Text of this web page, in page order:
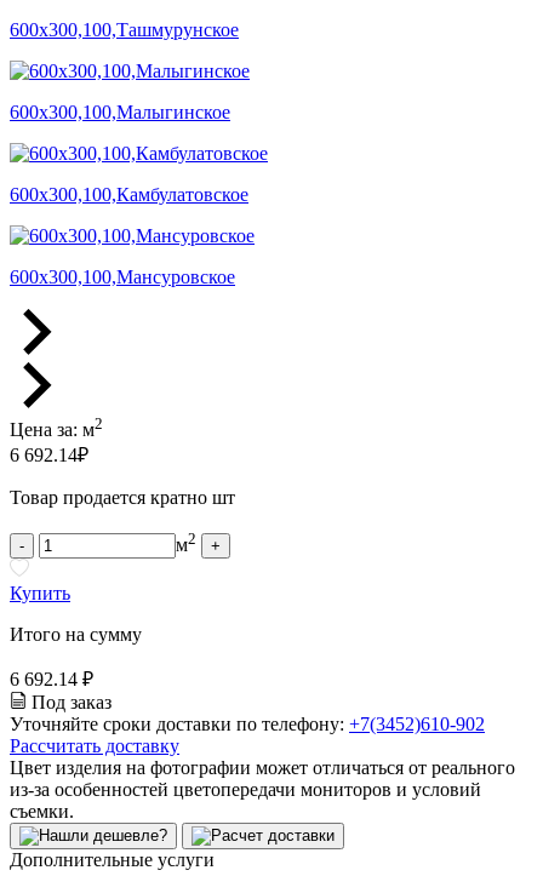
600х300,100,Ташмурунское
600х300,100,Малыгинское
600х300,100,Камбулатовское
600х300,100,Мансуровское
Цена за: м2
6 692.14₽
Товар продается кратно шт
- м2 +
Купить
Итого на сумму
6 692.14 ₽
Под заказ
Уточняйте сроки доставки по телефону: +7(3452)610-902
Рассчитать доставку
Цвет изделия на фотографии может отличаться от реального
из-за особенностей цветопередачи мониторов и условий
съемки.
Дополнительные услуги